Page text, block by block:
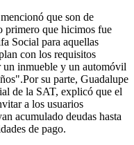
que son de
primero que hicimos fue
Social para aquellas
con los requisitos
un inmueble y un automóvil
su parte, Guadalupe
de la SAT, explicó que el
a los usuarios
acumulado deudas hasta
de pago.